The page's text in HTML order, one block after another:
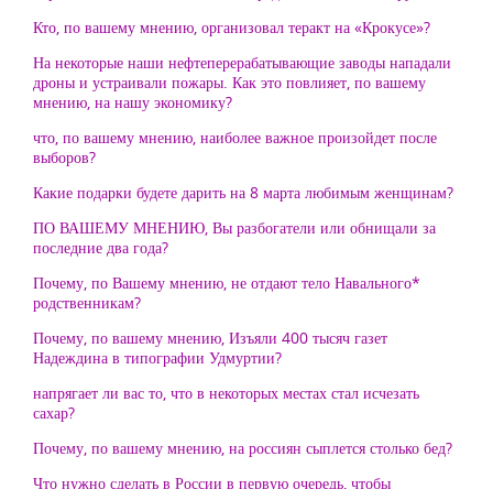
Кто, по вашему мнению, организовал теракт на «Крокусе»?
На некоторые наши нефтеперерабатывающие заводы нападали
дроны и устраивали пожары. Как это повлияет, по вашему
мнению, на нашу экономику?
что, по вашему мнению, наиболее важное произойдет после
выборов?
Какие подарки будете дарить на 8 марта любимым женщинам?
ПО ВАШЕМУ МНЕНИЮ, Вы разбогатели или обнищали за
последние два года?
Почему, по Вашему мнению, не отдают тело Навального*
родственникам?
Почему, по вашему мнению, Изъяли 400 тысяч газет
Надеждина в типографии Удмуртии?
напрягает ли вас то, что в некоторых местах стал исчезать
сахар?
Почему, по вашему мнению, на россиян сыплется столько бед?
Что нужно сделать в России в первую очередь, чтобы